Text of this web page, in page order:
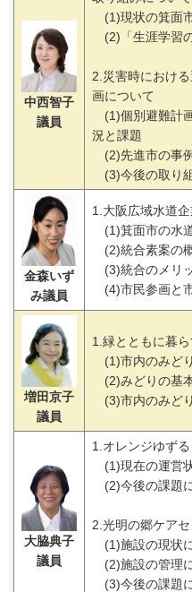
中西智子
議員
(1)現状の箕面
(2)「生涯学習
2.災害時におけ
画について
(1)個別避難計
況と課題
(2)先進市の事
(3)今後の取り
金森いず
み議員
1.大阪広域水道
(1)箕面市の
(2)統合素案の
(3)統合のメリ
(4)市民参画と
増田京子
議員
1.緑とともに暮
(1)市内のみど
(2)みどりの基
(3)市内のみど
大脇典子
議員
1.オレンジゆず
(1)現在の運営
(2)今後の課題
2.光明の郷ケア
(1)施設の現状
(2)施設の管理
(3)今後の課題